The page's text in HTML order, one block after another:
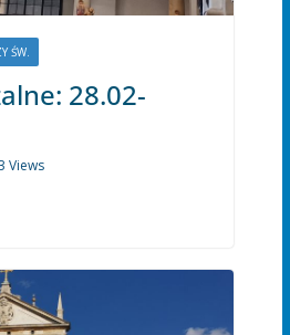
ŚW.
28.02-
Views